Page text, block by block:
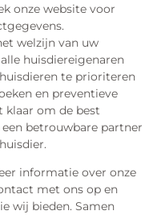
onze website voor
welzijn van uw
huisdiereigenaren
te prioriteren
en preventieve
klaar om de best
betrouwbare partner
informatie over onze
met ons op en
wij bieden. Samen